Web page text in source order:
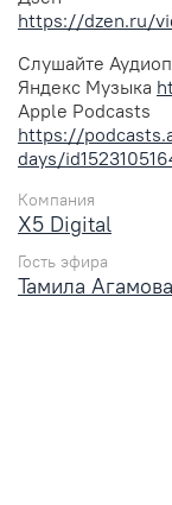
https://dzen.ru/
Слушайте
Яндекс Музыка
Apple Podcasts
https://
days/
Компания
X5 Digital
Гость эфира
Тамила Агамова